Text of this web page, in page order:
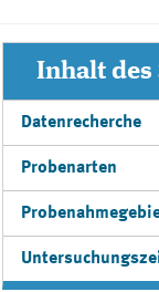
Inhalt des
Datenrecherche
Probenarten